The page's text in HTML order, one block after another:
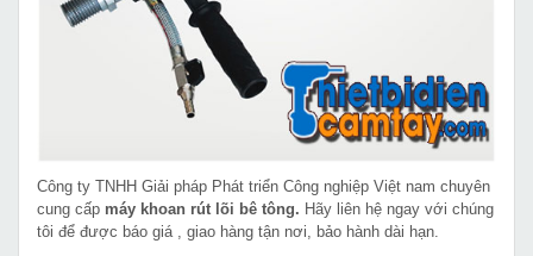
Công ty TNHH Giải pháp Phát triển Công nghiệp Việt nam chuyên
cung cấp máy khoan rút lõi bê tông. Hãy liên hệ ngay với chúng
tôi để được báo giá , giao hàng tận nơi, bảo hành dài hạn.